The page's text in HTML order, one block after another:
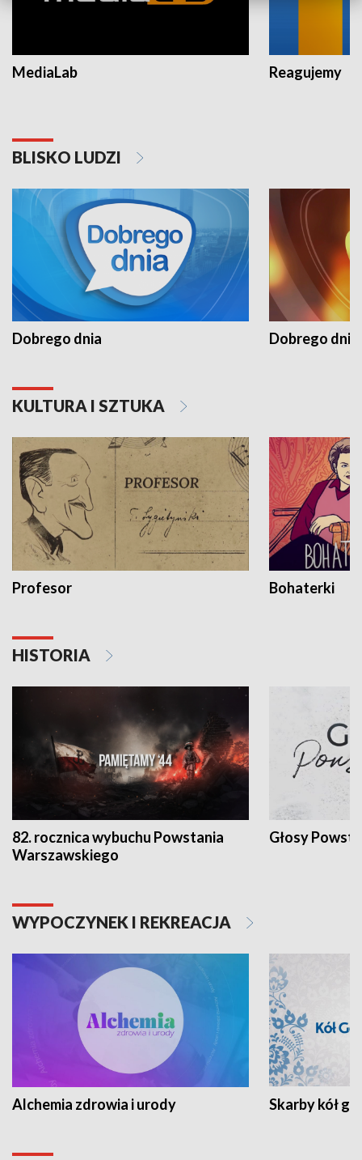
MediaLab Reagujemy
BLISKO LUDZI
Dobrego dnia Dobrego dnia
KULTURA I SZTUKA
Profesor Bohaterki
HISTORIA
82. rocznica wybuchu Powstania
Warszawskiego
Głosy
WYPOCZYNEK I REKREACJA
Alchemia zdrowia i urody Skarby kół